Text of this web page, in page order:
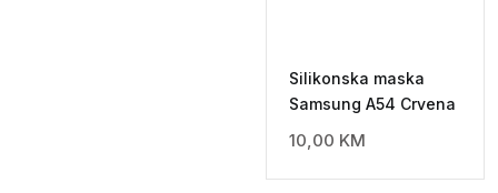
Silikonska maska
Samsung A54 Crvena
10,00 KM